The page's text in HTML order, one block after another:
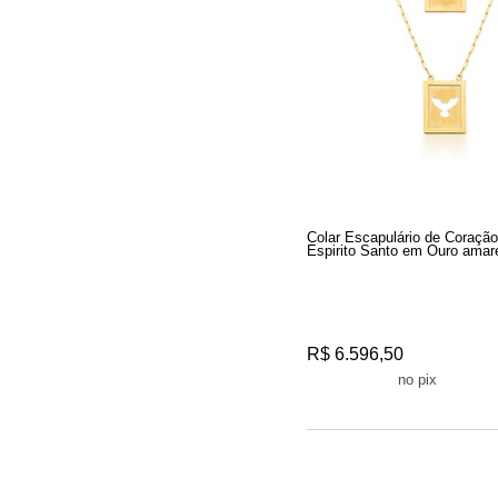
Colar Escapulário de
Espirito Santo em Ouro
R$ 6.596,50
no pix